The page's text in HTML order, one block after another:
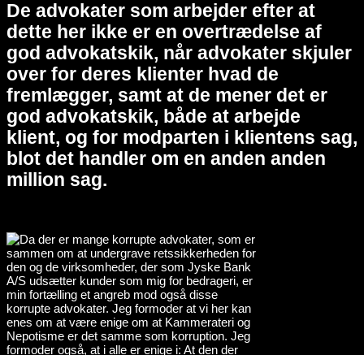
De advokater som arbejder efter at
dette her ikke er en overtrædelse af
god advokatskik, når advokater skjuler
over for deres klienter hvad de
fremlægger, samt at de mener det er
god advokatskik, både at arbejde
klient, og for modparten i klientens sag,
blot det handler om en anden anden
million sag.